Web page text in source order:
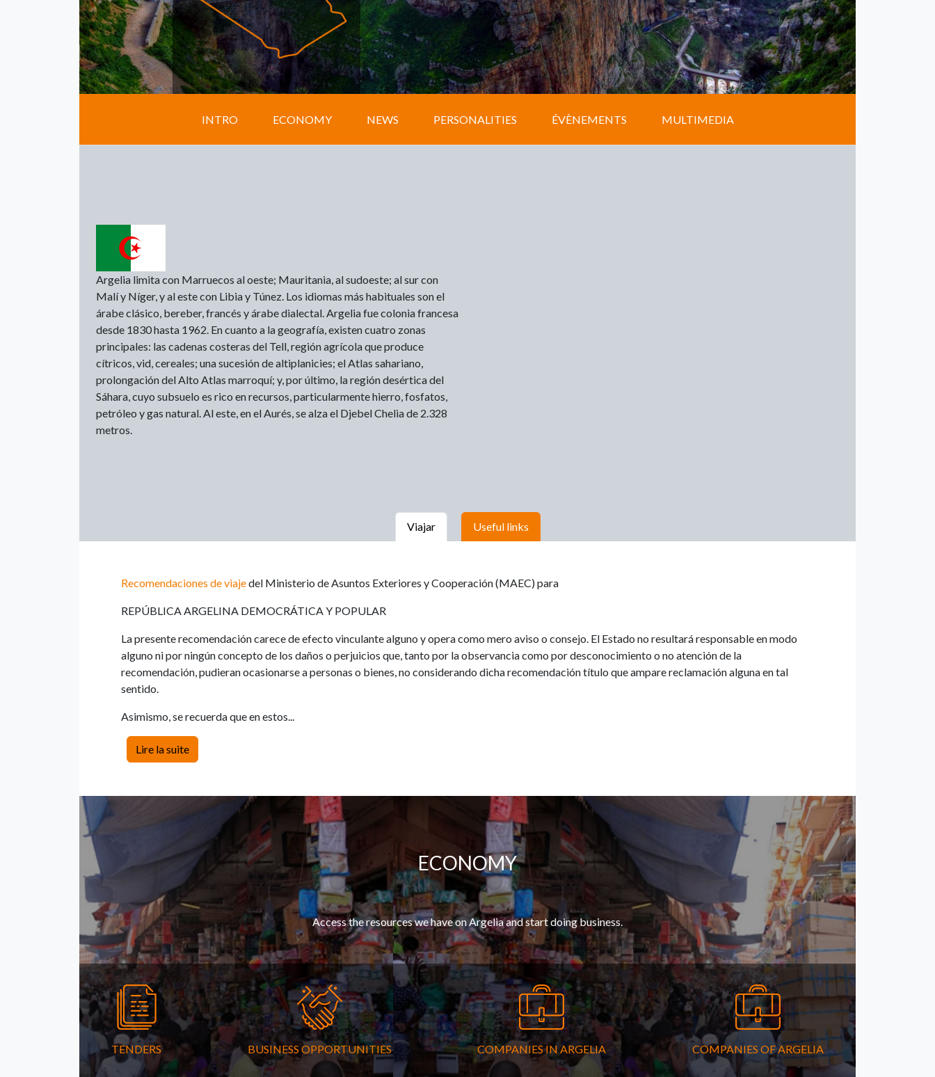
INTRO ECONOMY NEWS PERSONALITIES ÉVÈNEMENTS MULTIMEDIA
Argelia limita con Marruecos al oeste; Mauritania, al sudoeste; al sur con
Malí y Níger, y al este con Libia y Túnez. Los idiomas más habituales son el
árabe clásico, bereber, francés y árabe dialectal. Argelia fue colonia francesa
desde 1830 hasta 1962. En cuanto a la geografía, existen cuatro zonas
principales: las cadenas costeras del Tell, región agrícola que produce
cítricos, vid, cereales; una sucesión de altiplanicies; el Atlas sahariano,
prolongación del Alto Atlas marroquí; y, por último, la región desértica del
Sáhara, cuyo subsuelo es rico en recursos, particularmente hierro, fosfatos,
petróleo y gas natural. Al este, en el Aurés, se alza el Djebel Chelia de 2.328
metros.
Viajar Useful links
Recomendaciones de viajedel Ministerio de Asuntos Exteriores y Cooperación (MAEC) para
REPÚBLICA ARGELINA DEMOCRÁTICA Y POPULAR
La presente recomendación carece de efecto vinculante alguno y opera como mero aviso o consejo. El Estado no resultará responsable en modo
alguno ni por ningún concepto de los daños o perjuicios que, tanto por la observancia como por desconocimiento o no atención de la
recomendación, pudieran ocasionarse a personas o bienes, no considerando dicha recomendación título que ampare reclamación alguna en tal
sentido.
Asimismo, se recuerda que en estos...
Lire la suite
ECONOMY
Access the resources we have on Argelia and start doing business.
TENDERS BUSINESS OPPORTUNITIES COMPANIES IN ARGELIA COMPANIES OF ARGELIA